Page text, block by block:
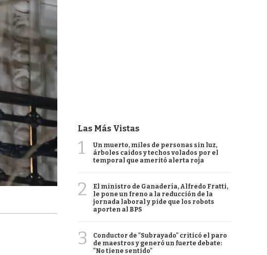
Las Más Vistas
1
Un muerto, miles de personas sin luz,
árboles caídos y techos volados por el
temporal que ameritó alerta roja
2
El ministro de Ganadería, Alfredo Fratti,
le pone un freno a la reducción de la
jornada laboral y pide que los robots
aporten al BPS
3
Conductor de "Subrayado" criticó el paro
de maestros y generó un fuerte debate:
"No tiene sentido"